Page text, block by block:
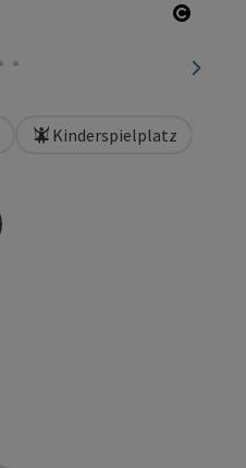
Kinderspielplatz